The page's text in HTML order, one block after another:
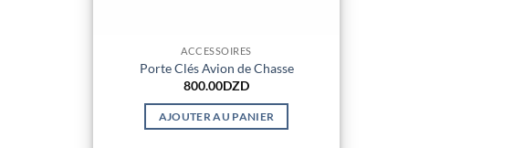
ACCESSOIRES
Porte Clés Avion de Chasse
800.00DZD
AJOUTER AU PANIER